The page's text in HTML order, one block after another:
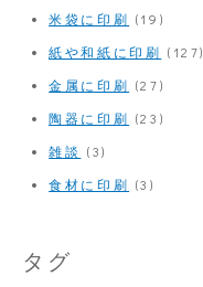
米袋に印刷 (19)
紙や和紙に印刷 (127)
金属に印刷 (27)
陶器に印刷 (23)
雑談 (3)
食材に印刷 (3)
タグ